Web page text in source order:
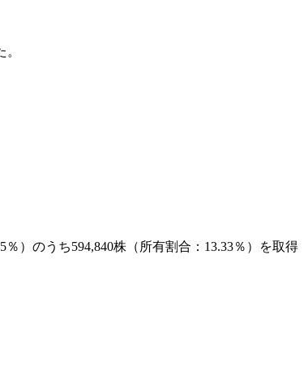
）のうち594,840株（所有割合：13.33％）を取得